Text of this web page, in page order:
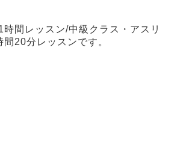
間レッスン/中級クラス・アスリ
20分レッスンです。